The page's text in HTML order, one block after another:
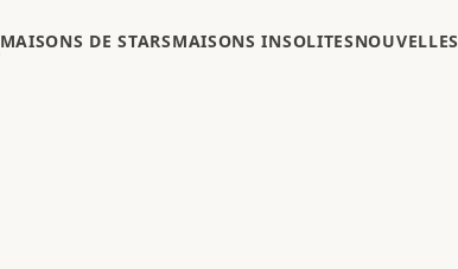
MAISONS DE STARSMAISONS INSOLITESNOUVELLES